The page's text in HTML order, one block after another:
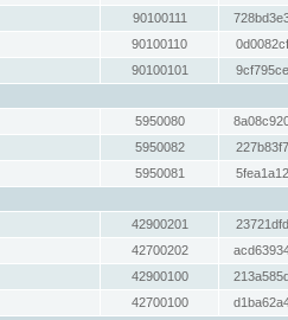
90100111
90100110
90100101
5950080
5950082
5950081
42900201
42700202
42900100
42700100